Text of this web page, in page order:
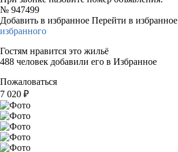
№ 947499
Добавить в избранное Перейти в избранное
избранного
Гостям нравится это жильё
488 человек добавили его в Избранное
Пожаловаться
7 020 ₽